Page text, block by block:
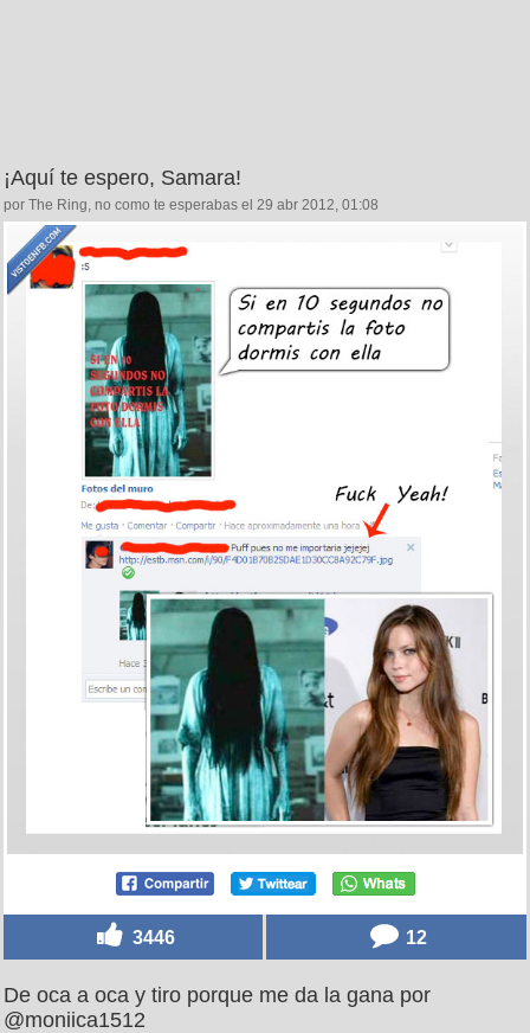
¡Aquí te espero, Samara!
por The Ring, no como te esperabas el 29 abr 2012, 01:08
3446 12
De oca a oca y tiro porque me da la gana por
@moniica1512